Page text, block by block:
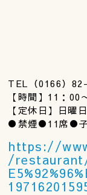
TEL（0166）
【時間】11：00
【定休日】日曜
●禁煙●11席●子
https://
/restaurant/